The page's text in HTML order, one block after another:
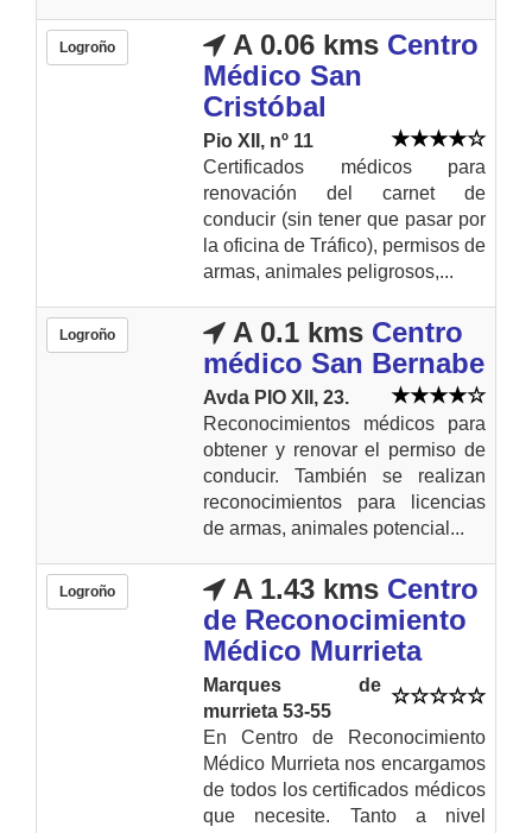
Logroño A 0.06 kms Centro
Médico San
Cristóbal
Pio XII, nº 11
Certificados médicos para
renovación del carnet de
conducir (sin tener que pasar por
la oficina de Tráfico), permisos de
armas, animales peligrosos,...
Logroño A 0.1 kms Centro
médico San Bernabe
Avda PIO XII, 23.
Reconocimientos médicos para
obtener y renovar el permiso de
conducir. También se realizan
reconocimientos para licencias
de armas, animales potencial...
Logroño A 1.43 kms Centro
de Reconocimiento
Médico Murrieta
Marques de
murrieta 53-55
En Centro de Reconocimiento
Médico Murrieta nos encargamos
de todos los certificados médicos
que necesite. Tanto a nivel